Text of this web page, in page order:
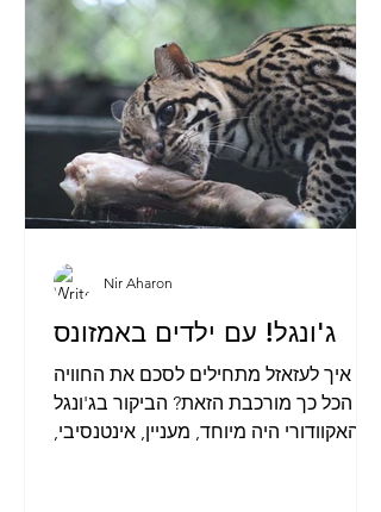
ג'ונגל! עם ילדים באמזונס
איך לעזאזל מתחילים לסכם את החוויה
הכל כך מורכבת הזאת? הביקור בג'ונגל
האקוודורי היה מיוחד, מעניין, אינטנסיבי,
Nir Aharon